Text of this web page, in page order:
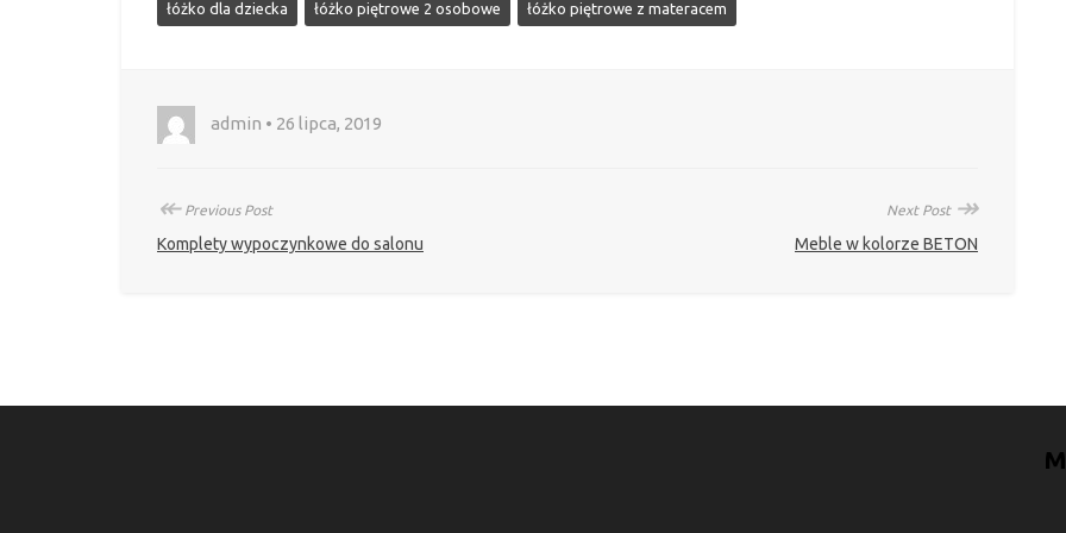
łóżko dla dziecka łóżko piętrowe 2 osobowe łóżko piętrowe z materacem
admin • 26 lipca, 2019
↞Previous Post
Komplety wypoczynkowe do salonu
Next Post ↠
Meble w kolorze BETON